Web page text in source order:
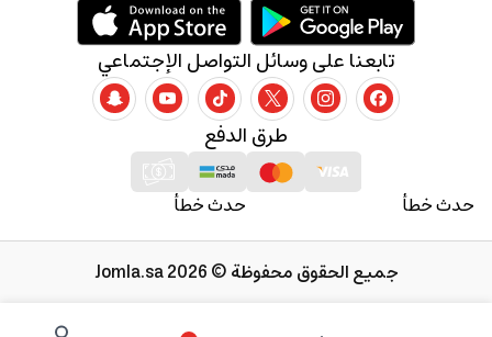
حدث خطأ حدث خطأ
طرق الدفع
تابعنا على وسائل التواصل الإجتماعي
جميع الحقوق محفوظة © 2026 Jomla.sa